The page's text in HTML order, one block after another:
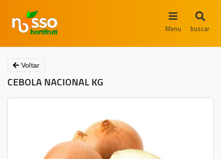
Menu buscar
Voltar
CEBOLA NACIONAL KG